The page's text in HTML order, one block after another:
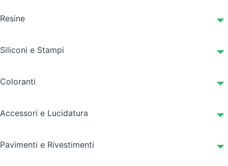
Resine
Siliconi e Stampi
Coloranti
Accessori e Lucidatura
Pavimenti e Rivestimenti